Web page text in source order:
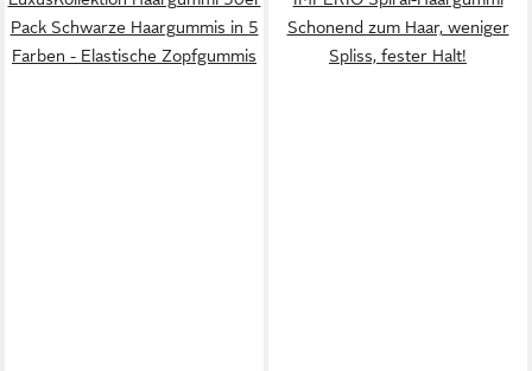
Pack Schwarze Haargummis in 5
Farben - Elastische Zopfgummis
Schonend zum Haar, weniger
Spliss, fester Halt!